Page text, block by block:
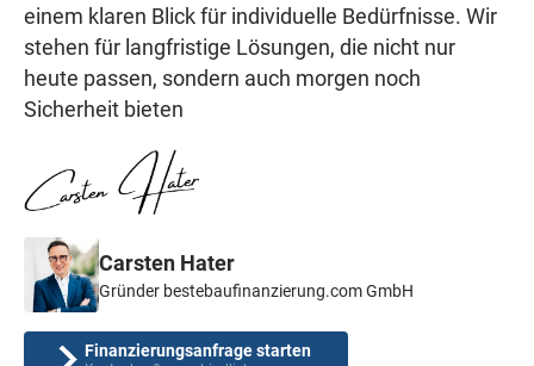
einem klaren Blick für individuelle Bedürfnisse. Wir
stehen für langfristige Lösungen, die nicht nur
heute passen, sondern auch morgen noch
Sicherheit bieten
Carsten Hater
Gründer bestebaufinanzierung.com GmbH
Finanzierungsanfrage starten